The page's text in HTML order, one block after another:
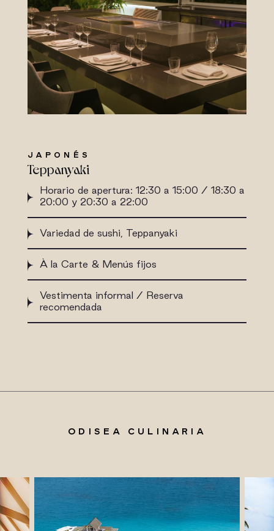
JAPONÉS
Teppanyaki
Horario de apertura: 12:30 a 15:00 / 18:30 a
20:00 y 20:30 a 22:00
Variedad de sushi, Teppanyaki
À la Carte & Menús fijos
Vestimenta informal / Reserva
recomendada
ODISEA CULINARIA